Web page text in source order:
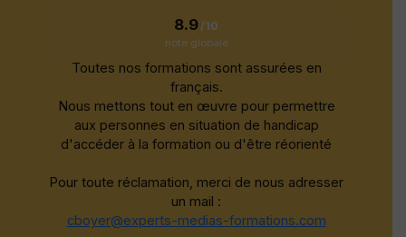
8.9 /10
note globale
Toutes nos formations sont assurées en
français.
Nous mettons tout en œuvre pour permettre
aux personnes en situation de handicap
d'accéder à la formation ou d'être réorienté
Pour toute réclamation, merci de nous adresser
un mail :
cboyer@experts-medias-formations.com